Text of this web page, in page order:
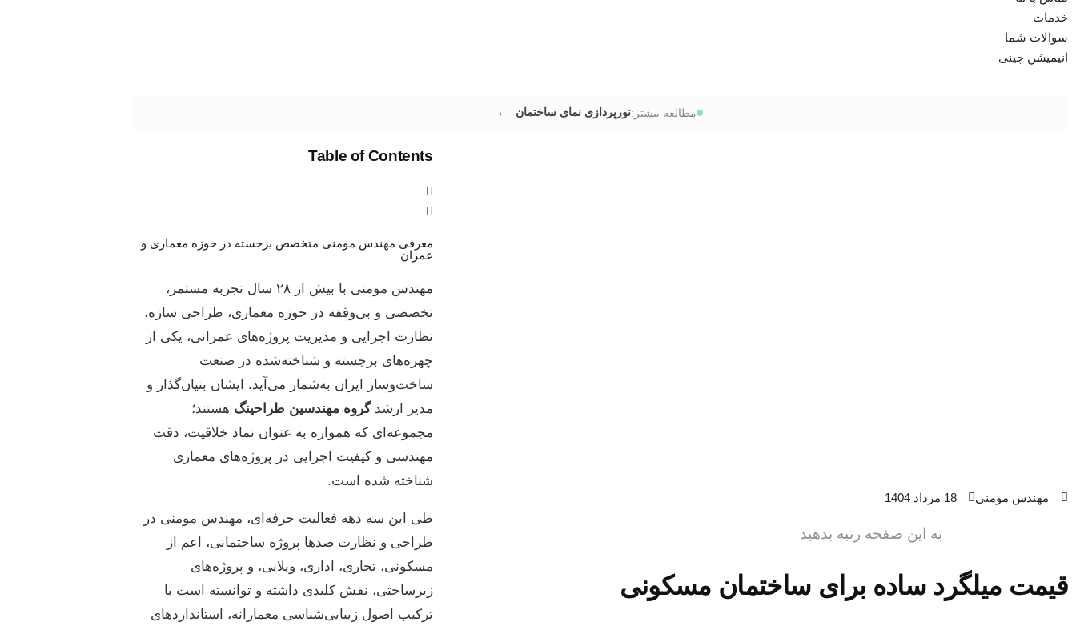
خدمات
سوالات شما
انیمیشن چینی
مطالعه بیشتر:نورپردازی نمای ساختمان
مهندس مومنی 18 مرداد 1404
به این صفحه رتبه بدهید
قیمت میلگرد ساده برای ساختمان مسکونی
Table of Contents
معرفی مهندس مومنی متخصص برجسته در حوزه معماری و
عمران
مهندس مومنی با بیش از ۲۸ سال تجربه‌ مستمر،
تخصصی و بی‌وقفه در حوزه معماری، طراحی سازه،
نظارت اجرایی و مدیریت پروژه‌های عمرانی، یکی از
چهره‌های برجسته و شناخته‌شده در صنعت
ساخت‌وساز ایران به‌شمار می‌آید. ایشان بنیان‌گذار و
مدیر ارشدگروه مهندسین طراحینگ هستند؛
مجموعه‌ای که همواره به عنوان نماد خلاقیت، دقت
مهندسی و کیفیت اجرایی در پروژه‌های معماری
شناخته شده است.
طی این سه دهه فعالیت حرفه‌ای، مهندس مومنی در
طراحی و نظارت صدها پروژه ساختمانی، اعم از
مسکونی، تجاری، اداری، ویلایی، و پروژه‌های
زیرساختی، نقش کلیدی داشته و توانسته است با
ترکیب اصول زیبایی‌شناسی معمارانه، استانداردهای